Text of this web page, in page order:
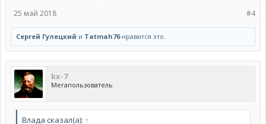
#4
25 май 2018
Сергей Гулецкий и Тatmah76нравится это.
kx-7
Мегапользователь
Влада сказал(а): ↑